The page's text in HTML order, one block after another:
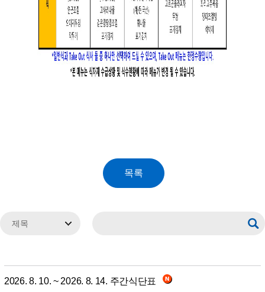
2026. 8. 10. ~ 2026. 8. 14. 주간식단표